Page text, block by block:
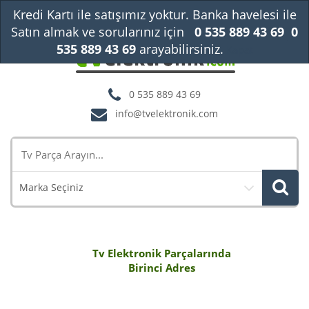
0 535 889 43 69
info@tvelektronik.com
Marka Seçiniz
Tv Elektronik Parçalarında
Birinci Adres
Kredi Kartı ile satışımız yoktur. Banka havelesi ile
Satın almak ve sorularınız için
0 535 889 43 69 0
535 889 43 69arayabilirsiniz.